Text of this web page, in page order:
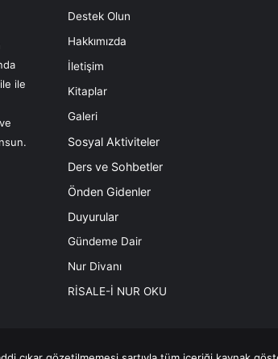
ile
Destek Olun
Hakkımızda
İletişim
Kitaplar
Galeri
Sosyal Aktiviteler
Ders ve Sohbetler
Önden Gidenler
Duyurular
Gündeme Dair
Nur Divanı
RİSALE-İ NUR OKU